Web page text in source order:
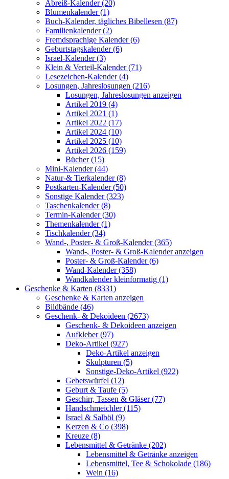
Abreiß-Kalender (20)
Blumenkalender (1)
Buch-Kalender, tägliches Bibellesen (87)
Familienkalender (2)
Fremdsprachige Kalender (6)
Geburtstagskalender (6)
Israel-Kalender (3)
Klein & Verteil-Kalender (71)
Lesezeichen-Kalender (4)
Losungen, Jahreslosungen (216)
Losungen, Jahreslosungen anzeigen
Artikel 2019 (4)
Artikel 2021 (1)
Artikel 2022 (17)
Artikel 2024 (10)
Artikel 2025 (10)
Artikel 2026 (159)
Bücher (15)
Mini-Kalender (44)
Natur-& Tierkalender (8)
Postkarten-Kalender (50)
Sonstige Kalender (323)
Taschenkalender (8)
Termin-Kalender (30)
Themenkalender (1)
Tischkalender (34)
Wand-, Poster- & Groß-Kalender (365)
Wand-, Poster- & Groß-Kalender anzeigen
Poster- & Groß-Kalender (6)
Wand-Kalender (358)
Wandkalender kleinformatig (1)
Geschenke & Karten (8331)
Geschenke & Karten anzeigen
Bildbände (46)
Geschenk- & Dekoideen (2673)
Geschenk- & Dekoideen anzeigen
Aufkleber (97)
Deko-Artikel (927)
Deko-Artikel anzeigen
Skulpturen (5)
Sonstige-Deko-Artikel (922)
Gebetswürfel (12)
Geburt & Taufe (5)
Geschirr, Tassen & Gläser (77)
Handschmeichler (115)
Israel & Salböl (9)
Kerzen & Co (398)
Kreuze (8)
Lebensmittel & Getränke (202)
Lebensmittel & Getränke anzeigen
Lebensmittel, Tee & Schokolade (186)
Wein (16)